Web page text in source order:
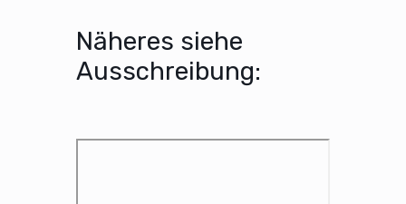
Näheres siehe
Ausschreibung: